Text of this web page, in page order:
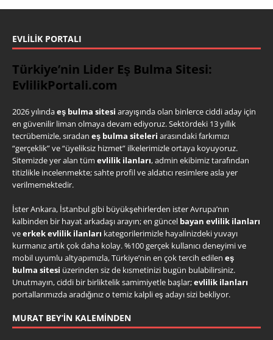
EVLILIK PORTALI
Türkiye’nin Lider Eş Bulma Sitesi:
EvlilikPortali.com
2026 yılındaeş bulma sitesi arayışında olan binlerce ciddi aday için
en güvenilir liman olmaya devam ediyoruz. Sektördeki 13 yıllık
tecrübemizle, sıradan eş bulma siteleri arasındaki farkımızı
“gerçeklik” ve “üyeliksiz hizmet” ilkelerimizle ortaya koyuyoruz.
Sitemizde yer alan tüm evlilik ilanları, admin ekibimiz tarafından
titizlikle incelenmekte; sahte profil ve aldatıcı resimlere asla yer
verilmemektedir.
İster Ankara, İstanbul gibi büyükşehirlerden ister Avrupa’nın
kalbinden bir hayat arkadaşı arayın; en güncel bayan evlilik ilanları
veerkek evlilik ilanları kategorilerimizle hayalinizdeki yuvayı
kurmanız artık çok daha kolay. %100 gerçek kullanıcı deneyimi ve
mobil uyumlu altyapımızla, Türkiye’nin en çok tercih edilen eş
bulma sitesi üzerinden siz de kısmetinizi bugün bulabilirsiniz.
Unutmayın, ciddi bir birliktelik samimiyetle başlar;evlilik ilanları
portallarımızda aradığınız o temiz kalpli eş adayı sizi bekliyor.
MURAT BEY’IN KALEMINDEN